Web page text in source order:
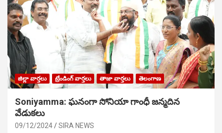
జిల్లా వార్తలు ట్రేండింగ్ వార్తలు తాజా వార్తలు తెలంగాణ
Soniyamma: ఘ‌నంగా సోనియా గాంధీ జ‌న్మ‌దిన
వేడుక‌లు
09/12/2024 SIRA NEWS